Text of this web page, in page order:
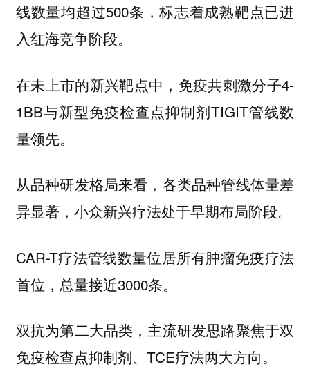
线数量均超过500条，标志着成熟靶点已进
入红海竞争阶段。
在未上市的新兴靶点中，免疫共刺激分子4-
1BB与新型免疫检查点抑制剂TIGIT管线数
量领先。
从品种研发格局来看，各类品种管线体量差
异显著，小众新兴疗法处于早期布局阶段。
CAR-T疗法管线数量位居所有肿瘤免疫疗法
首位，总量接近3000条。
双抗为第二大品类，主流研发思路聚焦于双
免疫检查点抑制剂、TCE疗法两大方向。